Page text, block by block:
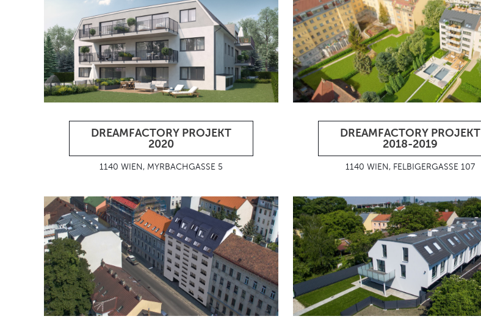
DREAMFACTORY PROJEKT
2020
1140 WIEN, MYRBACHGASSE 5
DREAMFACTORY PROJEKT
2018-2019
1140 WIEN, FELBIGERGASSE 107